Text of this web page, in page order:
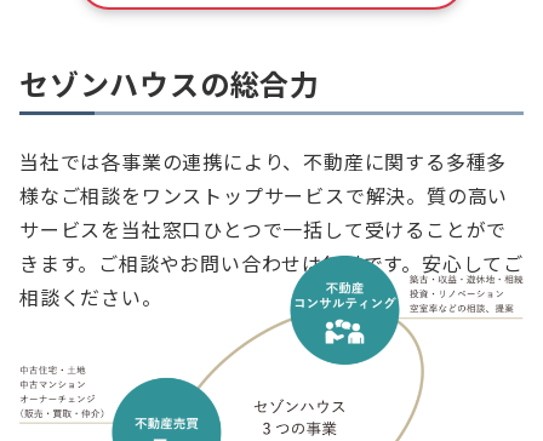
セゾンハウスの総合力
当社では各事業の連携により、不動産に関する多種多
様なご相談をワンストップサービスで解決。質の高い
サービスを当社窓口ひとつで一括して受けることがで
きます。ご相談やお問い合わせは無料です。安心してご
相談ください。